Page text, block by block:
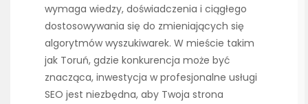
wymaga wiedzy, doświadczenia i ciągłego
dostosowywania się do zmieniających się
algorytmów wyszukiwarek. W mieście takim
jak Toruń, gdzie konkurencja może być
znacząca, inwestycja w profesjonalne usługi
SEO jest niezbędna, aby Twoja strona